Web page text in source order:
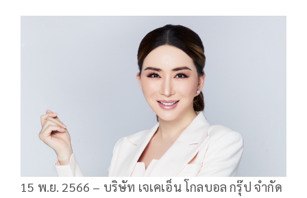
15 พ.ย. 2566 – บริษัท เจเคเอ็น โกลบอล กรุ๊ป จํากัด